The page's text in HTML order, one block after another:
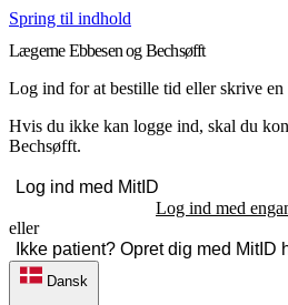
Spring til indhold
Lægerne Ebbesen og Bechsøfft
Log ind for at bestille tid eller skrive
Hvis du ikke kan logge ind, skal du
Bechsøfft.
Log ind med MitID
Log ind med
eller
Ikke patient? Opret dig med MitID
Dansk